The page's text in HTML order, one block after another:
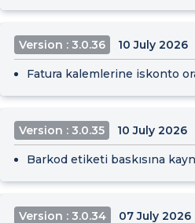
Version : 3.0.36 10 July 2026
Fatura kalemlerine iskonto
Version : 3.0.35 10 July 2026
Barkod etiketi baskısına
Version : 3.0.34 07 July 2026